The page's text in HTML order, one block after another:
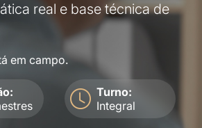
real e base técnica de
em campo.
Turno:
Integral